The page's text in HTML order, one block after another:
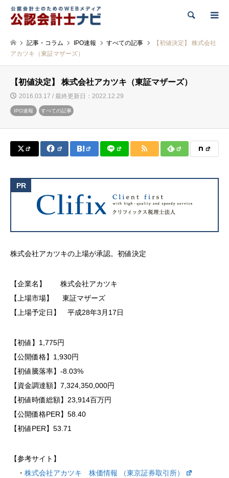
検索
記事・コラム IPO速報 すべての記事
【初値決定】 株式会社
アカツキ（東証マザーズ）
【初値決定】 株式会社アカツキ（東証マザーズ）
2016.03.17 / 最終更新日：2022.12.29
IPO速報 すべての記事
株式会社アカツキの上場が承認。初値決定
【企業名】 株式会社アカツキ
【上場市場】 東証マザーズ
【上場予定日】 平成28年3月17日
【初値】1,775円
【公開価格】1,930円
【初値騰落率】-8.03%
【資金調達額】7,324,350,000円
【初値時価総額】23,914百万円
【公開価格PER】58.40
【初値PER】53.71
【参考サイト】
・ 株式会社アカツキ 株価情報 （東京証券取引所）